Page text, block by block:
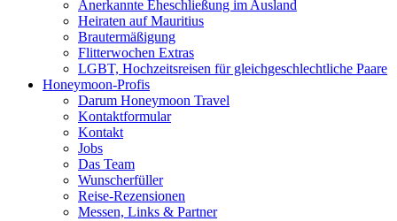
Anerkannte Eheschließung im Ausland
Heiraten auf Mauritius
Brautermäßigung
Flitterwochen Extras
LGBT, Hochzeitsreisen für gleichgeschlechtliche Paare
Honeymoon-Profis
Darum Honeymoon Travel
Kontaktformular
Kontakt
Jobs
Das Team
Wunscherfüller
Reise-Rezensionen
Messen, Links & Partner